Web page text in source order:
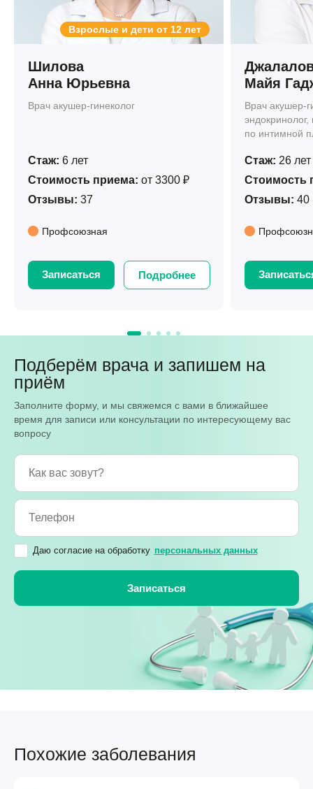
Взрослые и дети от 12 лет
Шилова
Анна Юрьевна
Врач акушер-гинеколог
Стаж: 6 лет
Стоимость приема: от 3300 ₽
Отзывы: 37
Профсоюзная
Записаться Подробнее
Майя
Врач акушер-
по интимной
Стаж: 26 лет
Стоимость
Отзывы: 40
Подберём врача и запишем на
приём
Заполните форму, и мы свяжемся с вами в ближайшее
время для записи или консультации по интересующему вас
вопросу
Даю согласие на обработку персональных данных
Похожие заболевания